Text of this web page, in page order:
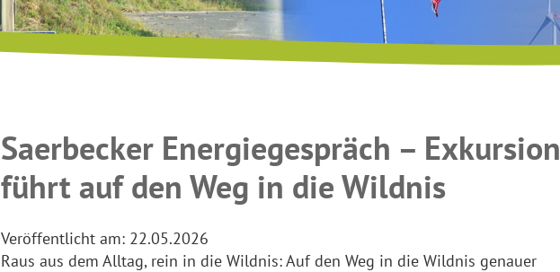
Saerbecker Energiegespräch – Exkursion
führt auf den Weg in die Wildnis
Veröffentlicht am: 22.05.2026
Raus aus dem Alltag, rein in die Wildnis: Auf den Weg in die Wildnis genauer